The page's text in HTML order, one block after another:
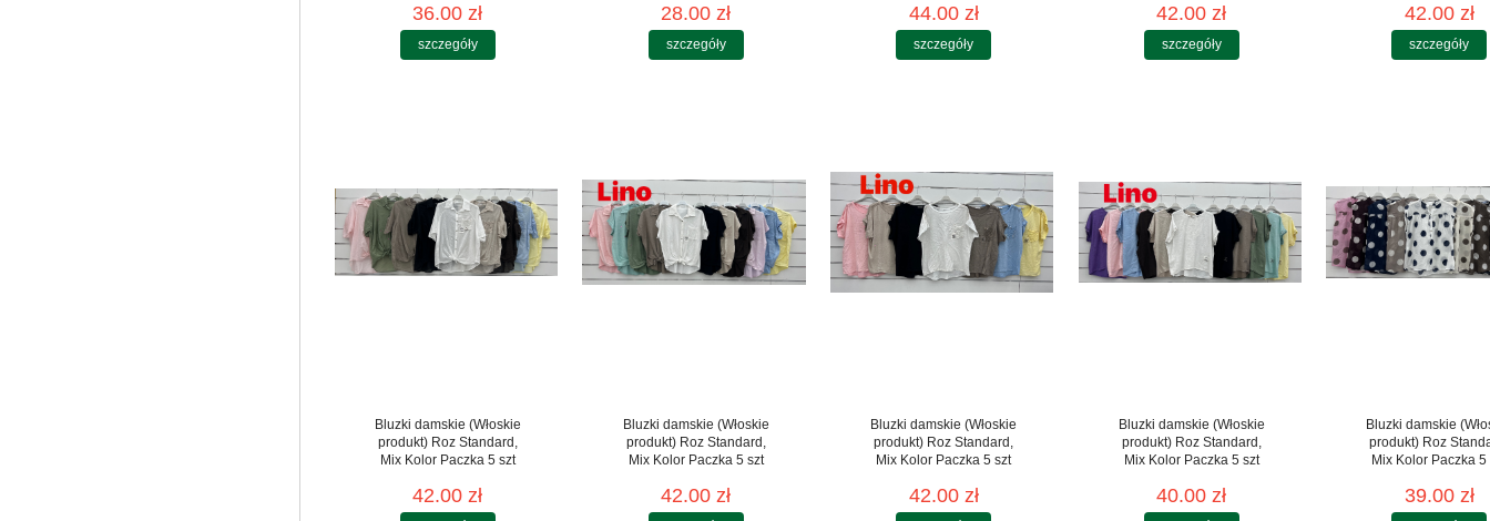
36.00 zł
szczegóły
28.00 zł
szczegóły
44.00 zł
szczegóły
42.00 zł
szczegóły
42.00 zł
szczegóły
Bluzki damskie (Włoskie
produkt) Roz Standard,
Mix Kolor Paczka 5 szt
42.00 zł
Bluzki damskie (Włoskie
produkt) Roz Standard,
Mix Kolor Paczka 5 szt
42.00 zł
Bluzki damskie (Włoskie
produkt) Roz Standard,
Mix Kolor Paczka 5 szt
42.00 zł
Bluzki damskie (Włoskie
produkt) Roz Standard,
Mix Kolor Paczka 5 szt
40.00 zł
Bluzki damskie
produkt) Roz
Mix Kolor Paczka 5
39.00 zł